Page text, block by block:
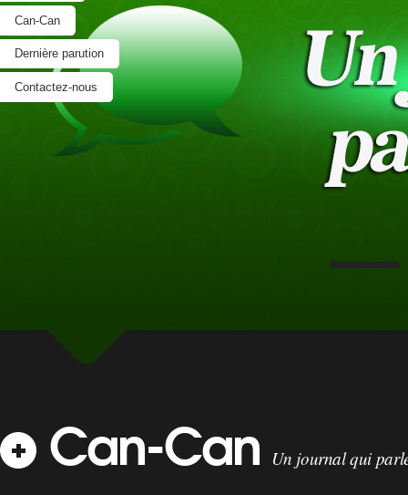
Can-Can
Dernière parution
Contactez-nous
Can-Can Un journal qui